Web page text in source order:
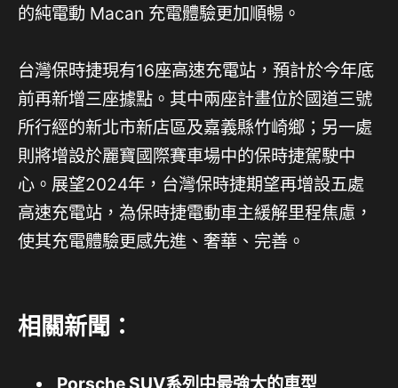
的純電動 Macan 充電體驗更加順暢。
台灣保時捷現有16座高速充電站，預計於今年底
前再新增三座據點。其中兩座計畫位於國道三號
所行經的新北市新店區及嘉義縣竹崎鄉；另一處
則將增設於麗寶國際賽車場中的保時捷駕駛中
心。展望2024年，台灣保時捷期望再增設五處
高速充電站，為保時捷電動車主緩解里程焦慮，
使其充電體驗更感先進、奢華、完善。
相關新聞：